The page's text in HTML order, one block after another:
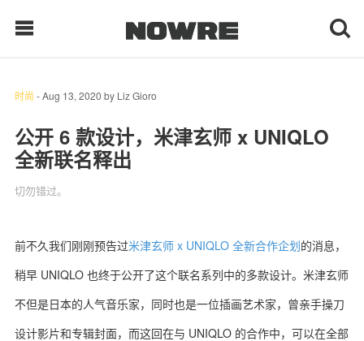
每日鲜榨
时 尚
球 鞋
生 活
时尚 -Aug 13, 2020 by Liz Gioro
公开 6 款设计，米津玄师 x UNIQLO
全新联名释出
切勿错过。
前不久我们刚刚预告过米津玄师 x UNIQLO 全新合作企划的消息，
稍早 UNIQLO 也终于公开了这个联名系列中的多款设计。米津玄师
不但是日本的人气音乐家，同时也是一位插画艺术家，曾亲手操刀
设计影片和专辑封面，而这回在与 UNIQLO 的合作中，可以在全部